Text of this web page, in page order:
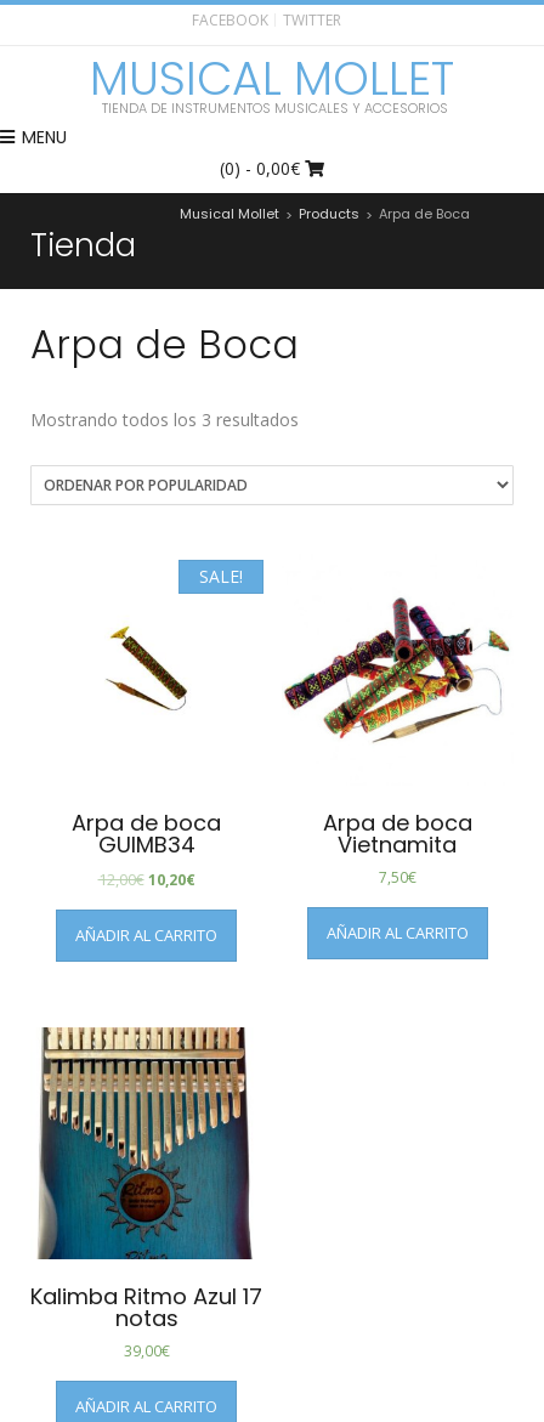
FACEBOOK TWITTER
MUSICAL MOLLET
TIENDA DE INSTRUMENTOS MUSICALES Y ACCESORIOS
MENU
(0) - 0,00€
Tienda
Musical Mollet > Products > Arpa de Boca
Arpa de Boca
Mostrando todos los 3 resultados
SALE!
Arpa de boca
GUIMB34
12,00€ 10,20€
AÑADIR AL CARRITO
Arpa de boca
Vietnamita
7,50€
AÑADIR AL CARRITO
Kalimba Ritmo Azul 17
notas
39,00€
AÑADIR AL CARRITO